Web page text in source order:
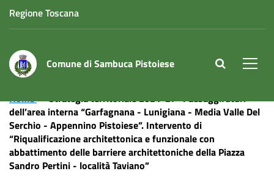
Regione Toscana
Comune di Sambuca Pistoiese site.searc
Home
Strategia territoriale 2021-27 “Paesaggifuturi”
dell’area interna “Garfagnana - Lunigiana - Media Valle Del
Serchio - Appennino Pistoiese”. Intervento di
“Riqualificazione architettonica e funzionale con
abbattimento delle barriere architettoniche della Piazza
Sandro Pertini - località Taviano”